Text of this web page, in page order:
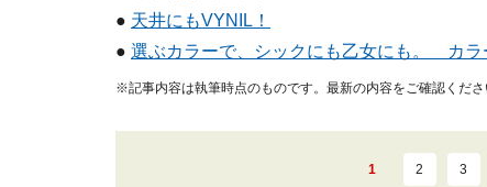
● 天井にもVYNIL！
● 選ぶカラーで、シックにも乙女にも。 カラ
※記事内容は執筆時点のものです。最新の内容をご確認くださ
1 2 3